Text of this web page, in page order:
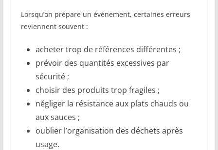
Lorsqu’on prépare un événement, certaines erreurs
reviennent souvent :
acheter trop de références différentes ;
prévoir des quantités excessives par
sécurité ;
choisir des produits trop fragiles ;
négliger la résistance aux plats chauds ou
aux sauces ;
oublier l’organisation des déchets après
usage.